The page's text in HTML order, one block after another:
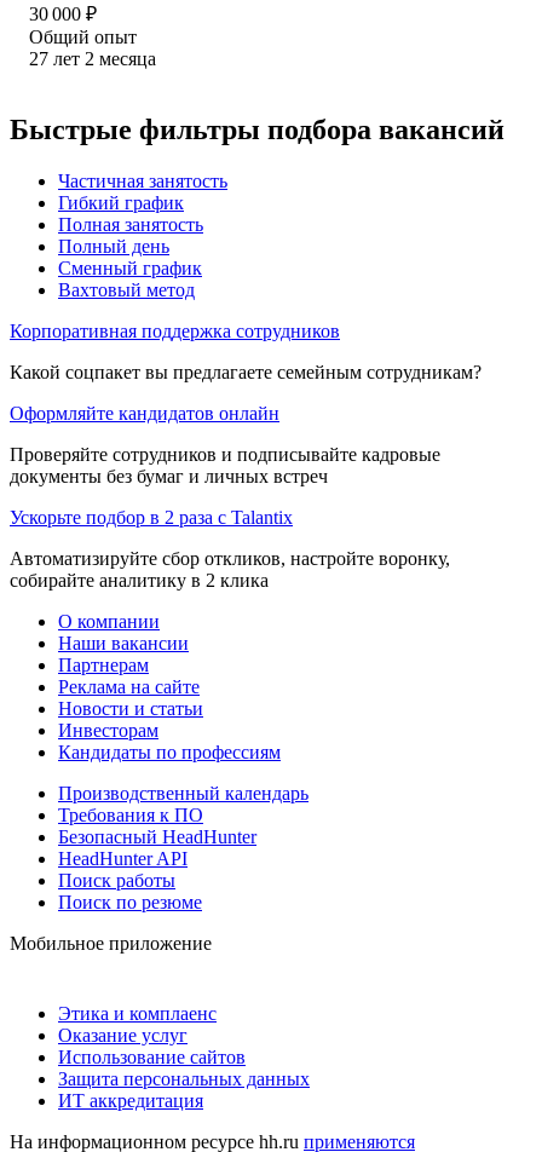
30 000 ₽
Общий опыт
27 лет 2 месяца
Быстрые фильтры подбора вакансий
Частичная занятость
Гибкий график
Полная занятость
Полный день
Сменный график
Вахтовый метод
Корпоративная поддержка сотрудников
Какой соцпакет вы предлагаете семейным сотрудникам?
Оформляйте кандидатов онлайн
Проверяйте сотрудников и подписывайте кадровые
документы без бумаг и личных встреч
Ускорьте подбор в 2 раза с Talantix
Автоматизируйте сбор откликов, настройте воронку,
собирайте аналитику в 2 клика
О компании
Наши вакансии
Партнерам
Реклама на сайте
Новости и статьи
Инвесторам
Кандидаты по профессиям
Производственный календарь
Требования к ПО
Безопасный HeadHunter
HeadHunter API
Поиск работы
Поиск по резюме
Мобильное приложение
Этика и комплаенс
Оказание услуг
Использование сайтов
Защита персональных данных
ИТ аккредитация
На информационном ресурсе hh.ru применяются